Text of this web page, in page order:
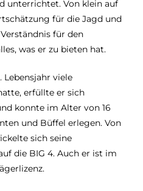
unterrichtet. Von klein auf
für die Jagd und
für den
was er zu bieten hat.
Lebensjahr viele
erfüllte er sich
konnte im Alter von 16
und Büffel erlegen. Von
sich seine
die BIG 4. Auch er ist im